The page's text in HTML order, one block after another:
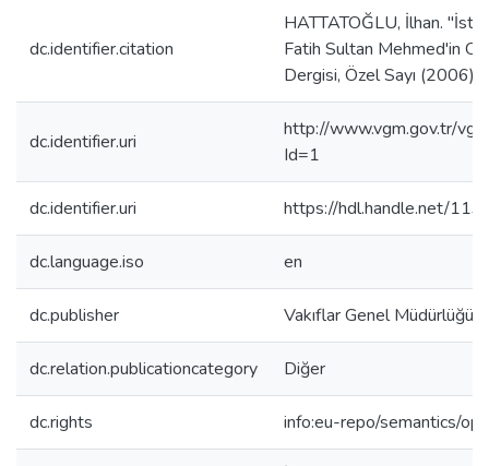
dc.identifier.citation
HATTATOĞLU, İlhan.
Fatih Sultan Mehmed'in
Dergisi, Özel Sayı
dc.identifier.uri
http://www.vgm.gov.tr/
Id=1
dc.identifier.uri https://hdl.handle.net/
dc.language.iso en
dc.publisher Vakıflar Genel Müdürlüğü
dc.relation.publicationcategory Diğer
dc.rights info:eu-repo/semantics/